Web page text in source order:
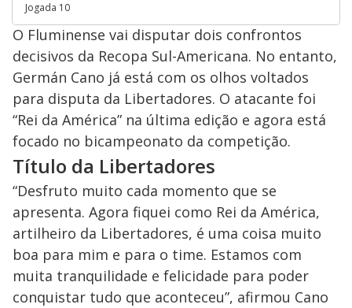
Jogada 10
O Fluminense vai disputar dois confrontos
decisivos da Recopa Sul-Americana. No entanto,
Germán Cano já está com os olhos voltados
para disputa da Libertadores. O atacante foi
“Rei da América” na última edição e agora está
focado no bicampeonato da competição.
Título da Libertadores
“Desfruto muito cada momento que se
apresenta. Agora fiquei como Rei da América,
artilheiro da Libertadores, é uma coisa muito
boa para mim e para o time. Estamos com
muita tranquilidade e felicidade para poder
conquistar tudo que aconteceu”, afirmou Cano